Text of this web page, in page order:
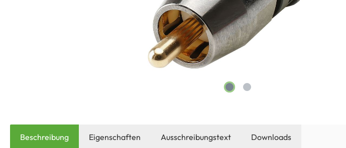
Beschreibung Eigenschaften Ausschreibungstext Downloads